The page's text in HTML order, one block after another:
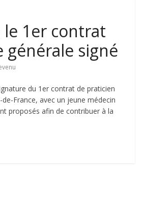
1er contrat
signé
du 1er contrat de praticien
France, avec un jeune médecin
proposés afin de contribuer à la